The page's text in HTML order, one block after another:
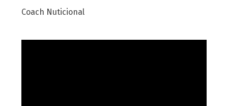
Coach Nuticional